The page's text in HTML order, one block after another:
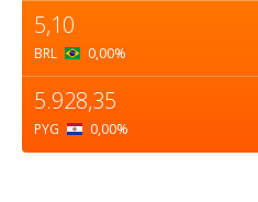
5,10
BRL 0,00%
5.928,35
PYG 0,00%